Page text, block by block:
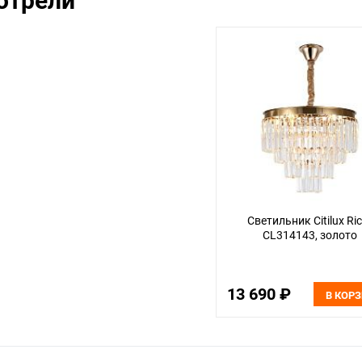
Светильник Citilux
CL314143, золото
13 690 ₽ В